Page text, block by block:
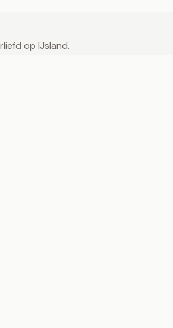
op IJsland.